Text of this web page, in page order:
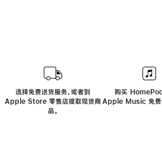
选择免费送货服务，或者到
Apple Store 零售店提取现货商
品。
购买
Apple Music 免费